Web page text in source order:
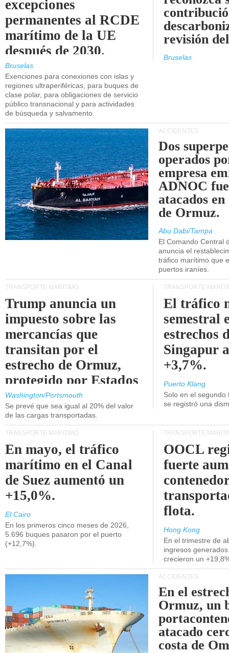
excepciones
permanentes al RCDE
marítimo de la UE
después de 2030.
Bruselas
Exenciones para conexiones con islas y
regiones ultraperiféricas, para buques de
clase polar, para obligaciones de servicio
público transnacional y para actividades
de búsqueda y salvamento.
revisión
Bruselas
ACCIDENTES
Dos
operados
empresa
ADNOC
atacados
de Ormuz.
Abu Dabi/Tampa
El Comando Central
anuncia el
tráfico marítimo que
puertos iraníes.
TRANSPORTE MARÍTIMO
Trump anuncia un
impuesto sobre las
mercancías que
transitan por el
estrecho de Ormuz,
protegido por Estados
Unidos.
Washington/Portsmouth
Se prevé que sea igual al 20% del valor
de las cargas transportadas.
TRANSPORTE
El tráfico
semestral
estrechos
Singapur
+3,7%.
Puerto Klang
Solo en el
se registró una
TRANSPORTE MARÍTIMO
En mayo, el tráfico
marítimo en el Canal
de Suez aumentó un
+15,0%.
El Cairo
En los primeros cinco meses de 2026,
5.696 buques pasaron por el puerto
(+12,7%).
TRANSPORTE
OOCL
fuerte
flota.
Hong Kong
En el trimestre de
ingresos
crecieron un
ACCIDENTES
En el
Ormuz, un
atacado
costa de